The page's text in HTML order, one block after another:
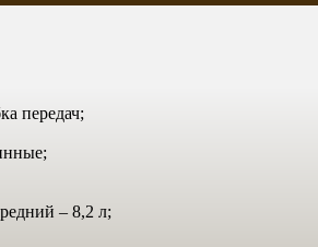
передач;
– 8,2 л;